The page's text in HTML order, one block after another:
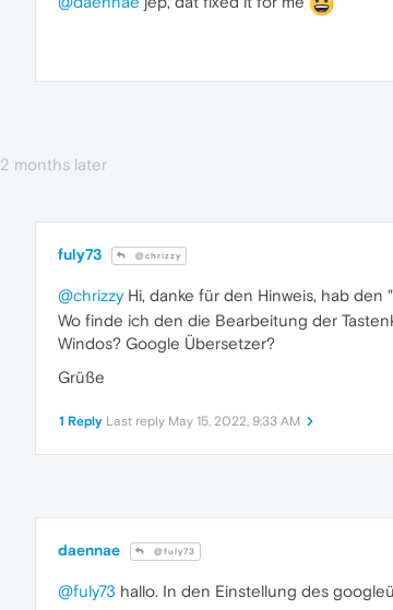
2 months later
fuly73 @chrizzy
@chrizzyHi, danke für den Hinweis, hab den
Wo finde ich den die Bearbeitung der
Windos? Google Übersetzer?
Grüße
1 Reply Last reply May 15, 2022, 9:33 AM
daennae @fuly73
@fuly73 hallo. In den Einstellung des